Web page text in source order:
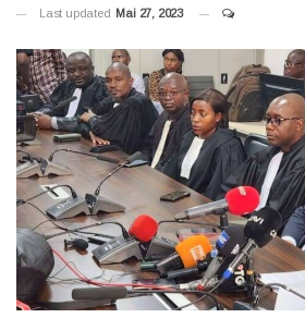
Last updated Mai 27, 2023